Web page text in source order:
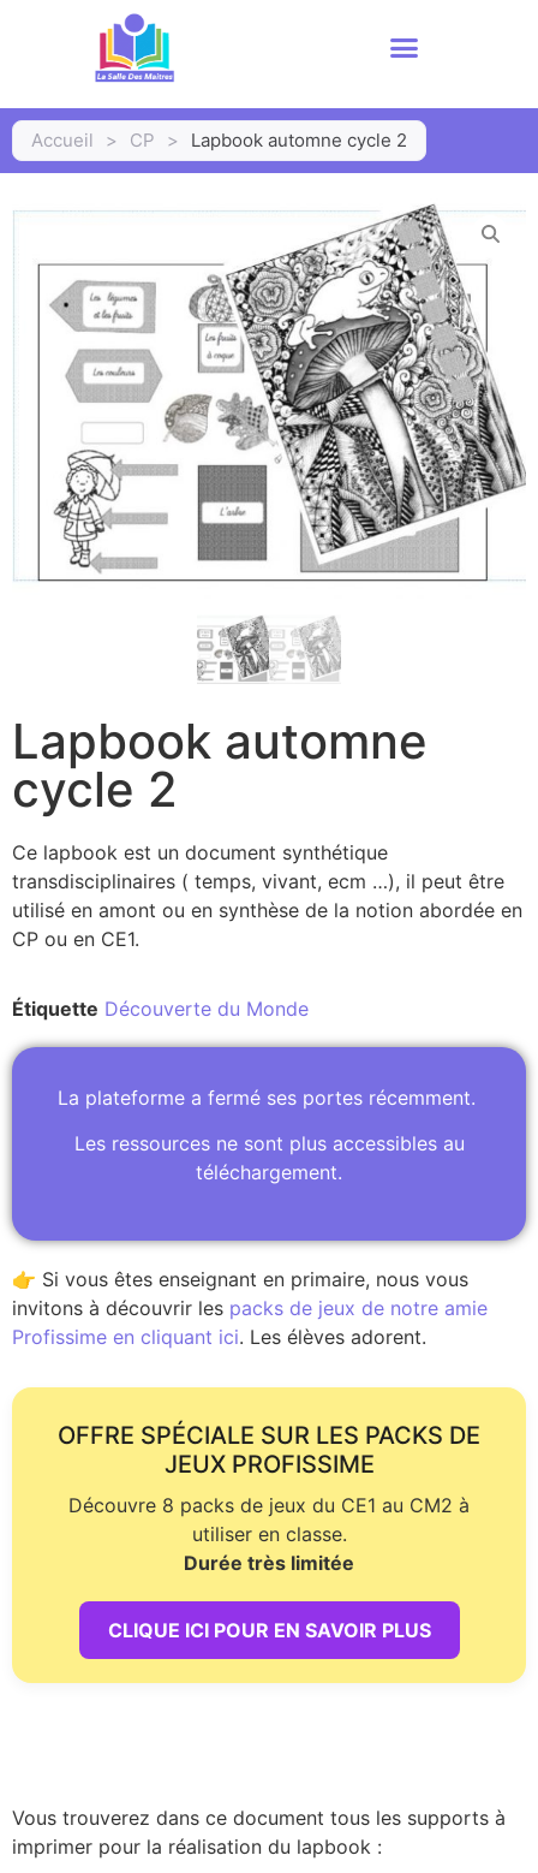
Accueil > CP > Lapbook automne cycle 2
Lapbook automne
cycle 2
Ce lapbook est un document synthétique
transdisciplinaires ( temps, vivant, ecm …), il peut être
utilisé en amont ou en synthèse de la notion abordée en
CP ou en CE1.
Étiquette Découverte du Monde
La plateforme a fermé ses portes récemment.
Les ressources ne sont plus accessibles au
téléchargement.
👉 Si vous êtes enseignant en primaire, nous vous
invitons à découvrir les packs de jeux de notre amie
Profissime en cliquant ici. Les élèves adorent.
OFFRE SPÉCIALE SUR LES PACKS DE
JEUX PROFISSIME
Découvre 8 packs de jeux du CE1 au CM2 à
utiliser en classe.
Durée très limitée
CLIQUE ICI POUR EN SAVOIR PLUS
Vous trouverez dans ce document tous les supports à
imprimer pour la réalisation du lapbook :